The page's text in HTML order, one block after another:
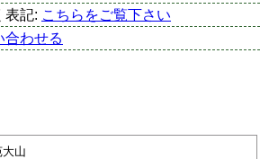
表記: こちらをご覧下さい
合わせる
大山